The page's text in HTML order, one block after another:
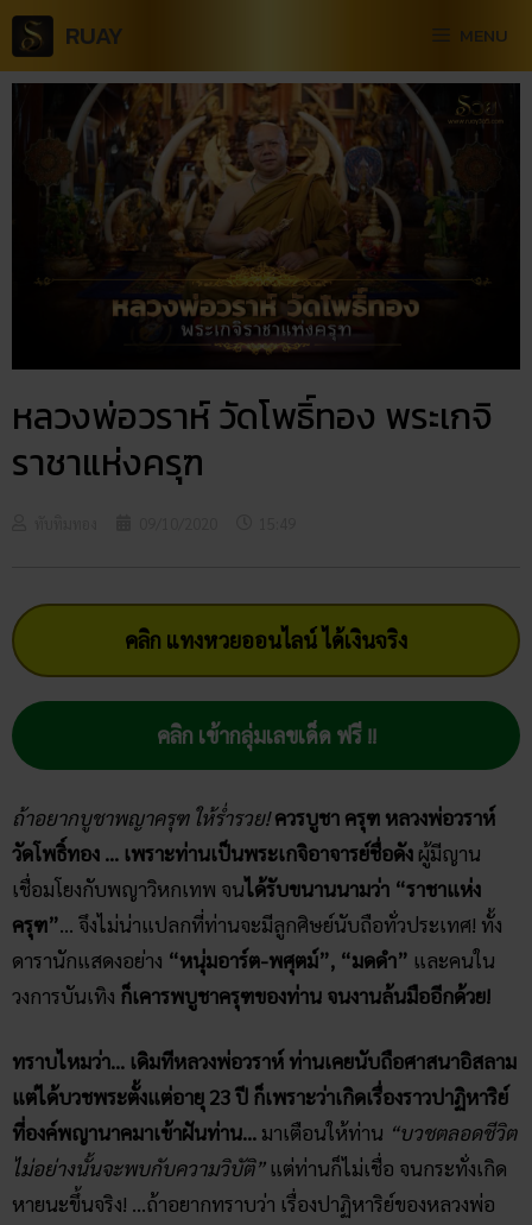
RUAY MENU
หลวงพ่อวราห์​ วัดโพธิ์​ทอง พระเกจิ
ราชาแห่งครุฑ
คลิก แทงหวยออนไลน์ ได้เงินจริง
คลิก เข้ากลุ่มเลขเด็ด ฟรี !!
ถ้าอยากบูชาพญาครุฑ ให้ร่ำรวย! ควรบูชา ครุฑ หลวงพ่อวราห์​
วัดโพธิ์​ทอง … เพราะท่านเป็นพระเกจิอาจารย์ชื่อดัง ผู้มีญาน
เชื่อมโยงกับพญาวิหกเทพ จนได้รับขนานนามว่า “ราชาแห่ง
ครุฑ”… จึงไม่น่าแปลกที่ท่านจะมีลูกศิษย์นับถือทั่วประเทศ! ทั้ง
ดารานักแสดงอย่าง “หนุ่มอาร์ต-พศุตม์”, “มดดำ” และคนใน
วงการบันเทิง ก็เคารพบูชาครุฑของท่าน จนงานล้นมืออีกด้วย!
ทราบไหมว่า… เดิมทีหลวงพ่อวราห์ ท่านเคยนับถือศาสนาอิสลาม
แต่ได้บวชพระตั้งแต่อายุ 23 ปี ก็เพราะว่าเกิดเรื่องราวปาฏิหาริย์
ที่องค์พญานาคมาเข้าฝันท่าน… มาเตือนให้ท่าน “บวชตลอดชีวิต
ไม่อย่างนั้นจะพบกับความวิบัติ”แต่ท่านก็ไม่เชื่อ จนกระทั่งเกิด
หายนะขึ้นจริง! …ถ้าอยากทราบว่า เรื่องปาฏิหาริย์ของหลวงพ่อ